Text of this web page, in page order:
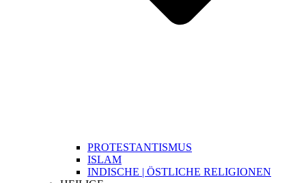
PROTESTANTISMUS
ISLAM
INDISCHE | ÖSTLICHE RELIGIONEN